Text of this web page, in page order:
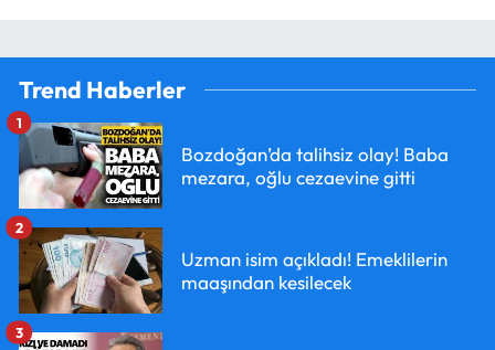
Trend Haberler
Bozdoğan’da talihsiz olay! Baba
mezara, oğlu cezaevine gitti
1
Uzman isim açıkladı! Emeklilerin
maaşından kesilecek
2
3